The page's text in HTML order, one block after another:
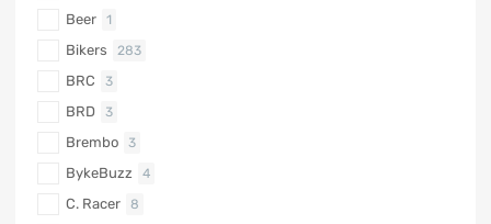
Beer 1
Bikers 283
BRC 3
BRD 3
Brembo 3
BykeBuzz 4
C. Racer 8